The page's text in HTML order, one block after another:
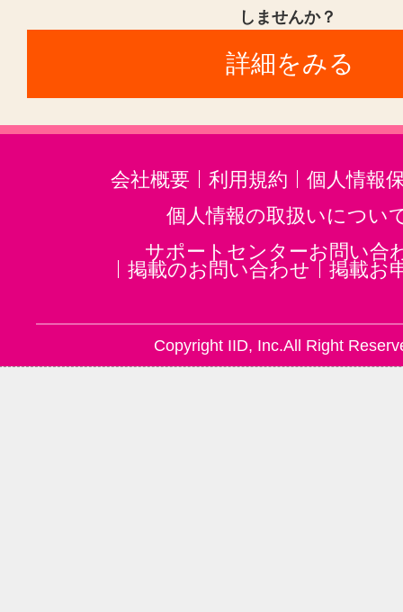
しませんか？
詳細をみる
会社概要 利用規約
個人情報
個人情報の取扱いについ
サポートセンターお問い合
掲載のお問い合わせ
掲載お
Copyright IID, Inc.All Right